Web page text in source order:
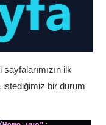
ilk
istediğimiz bir durum